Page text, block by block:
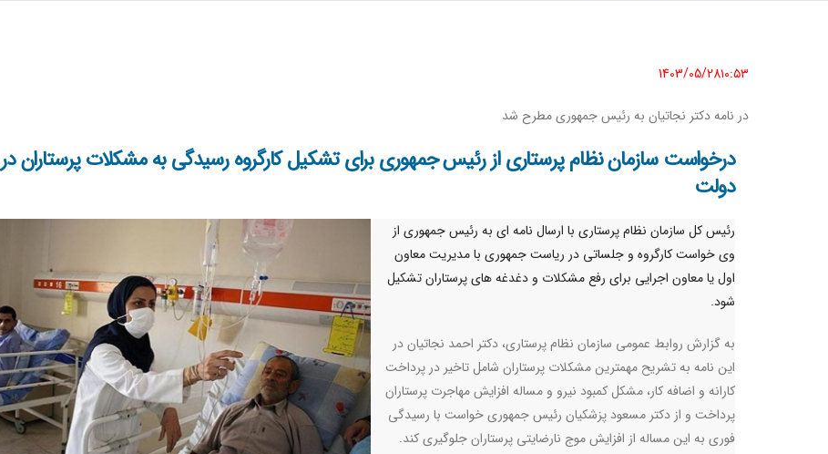
1403/05/28١٠:٥٣
در نامه دکتر نجاتیان به رئیس جمهوری مطرح شد
درخواست سازمان نظام پرستاری از رئیس جمهوری برای تشکیل کارگروه رسیدگی به مشکلات پرستاران در
دولت
رئیس کل سازمان نظام پرستاری با ارسال نامه ای به رئیس جمهوری از
وی خواست کارگروه و جلساتی در ریاست جمهوری با مدیریت معاون
اول یا معاون اجرایی برای رفع مشکلات و دغدغه های پرستاران تشکیل
شود.
به گزارش روابط عمومی سازمان نظام پرستاری، دکتر احمد نجاتیان در
این نامه به تشریح مهمترین مشکلات پرستاران شامل تاخیر در پرداخت
کارانه و اضافه کار، مشکل کمبود نیرو و مساله افزایش مهاجرت پرستاران
پرداخت و از دکتر مسعود پزشکیان رئیس جمهوری خواست با رسیدگی
فوری به این مساله از افزایش موج نارضایتی پرستاران جلوگیری کند.